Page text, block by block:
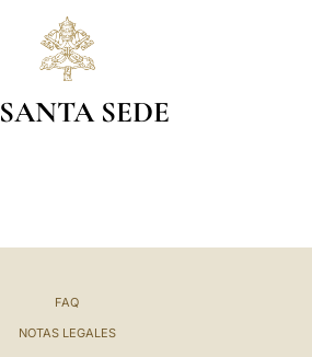
SANTA SEDE
FAQ
NOTAS LEGALES